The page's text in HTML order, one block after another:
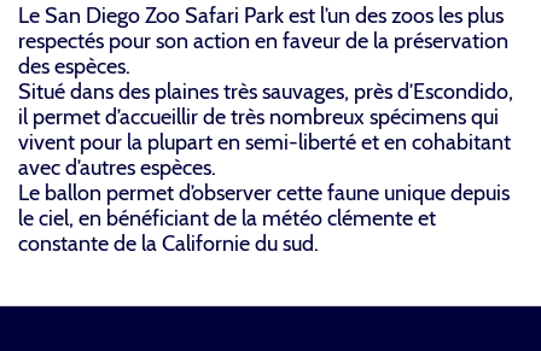
Le San Diego Zoo Safari Park est l’un des zoos les plus
respectés pour son action en faveur de la préservation
des espèces.
Situé dans des plaines très sauvages, près d’Escondido,
il permet d’accueillir de très nombreux spécimens qui
vivent pour la plupart en semi-liberté et en cohabitant
avec d’autres espèces.
Le ballon permet d’observer cette faune unique depuis
le ciel, en bénéficiant de la météo clémente et
constante de la Californie du sud.